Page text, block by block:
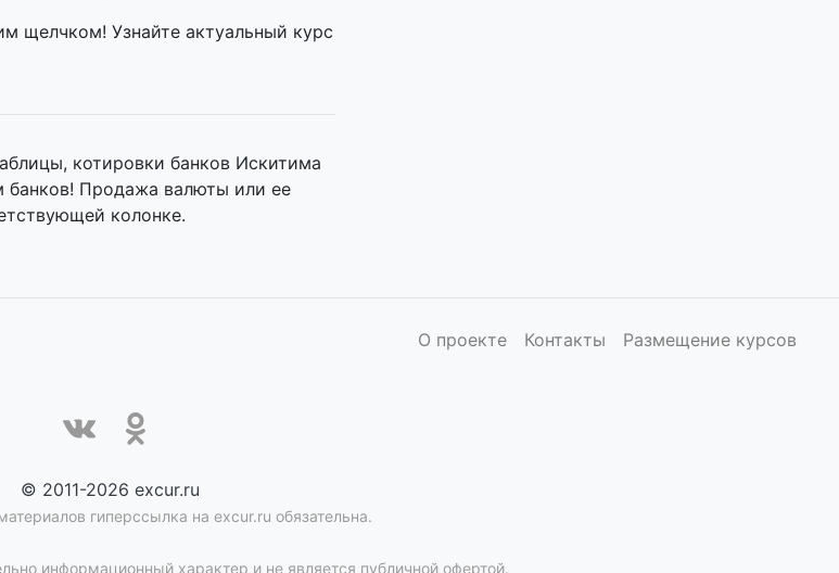
щелчком! Узнайте актуальный курс
котировки банков Искитима
банков! Продажа валюты или ее
колонке.
О проекте Контакты Размещение курсов
© 2011-2026 excur.ru
гиперссылка на excur.ru обязательна.
информационный характер и не является публичной офертой.